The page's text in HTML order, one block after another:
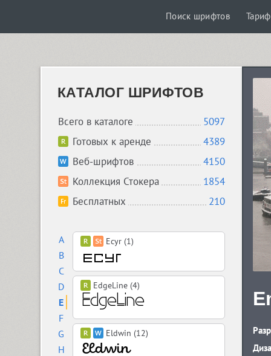
Поиск шрифтов
КАТАЛОГ ШРИФТОВ
Всего в каталоге
5097
Готовых к аренде
4389
Веб-шрифтов
4150
Коллекция Стокера
1854
Бесплатных
210
A
B
C
D
E
F
G
H
Ecyr (1)
EdgeLine (4)
Eldwin (12)